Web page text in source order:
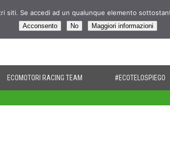
ECOMOTORI RACING TEAM #ECOTELOSPIEGO
siti. Se accedi ad un qualunque elemento
Acconsento No Maggiori informazioni